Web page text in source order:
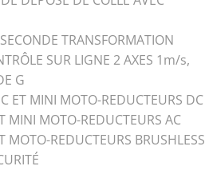
TRANSFORMATION
SUR LIGNE 2 AXES 1m/s,
G
ET MINI MOTO-REDUCTEURS DC
MINI MOTO-REDUCTEURS AC
MOTO-REDUCTEURS BRUSHLESS